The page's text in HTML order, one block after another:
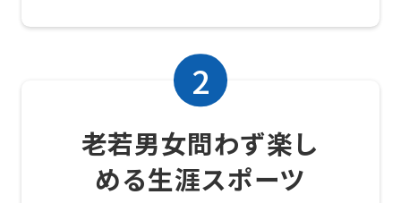
老若男女問わず楽し
める生涯スポーツ
Click
the
link
(start
automatic